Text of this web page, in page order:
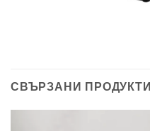
СВЪРЗАНИ ПРОДУКТИ